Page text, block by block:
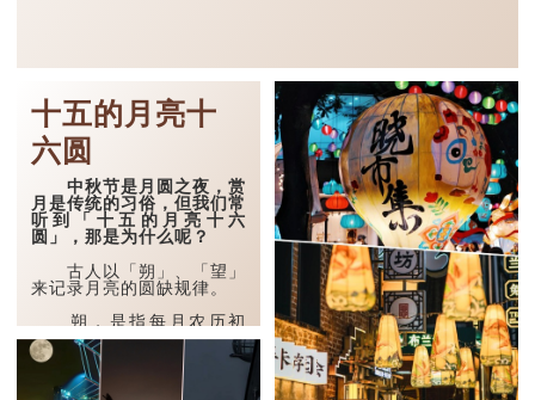
十五的月亮十
六圆
中秋节是月圆之夜，赏
月是传统的习俗，但我们常
听到「十五的月亮十六
圆」，那是为什么呢？
古人以「朔」、「望」
来记录月亮的圆缺规律。
朔，是指每月农历初
一，这时月亮运行到地球和
太阳之间，月亮被照亮的半
球背对地球，人们看不到月
亮。